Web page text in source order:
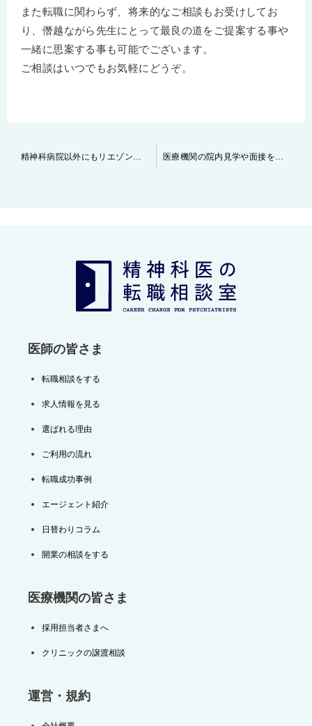
また転職に関わらず、将来的なご相談もお受けしてお
り、僭越ながら先生にとって最良の道をご提案する事や
一緒に思案する事も可能でございます。
ご相談はいつでもお気軽にどうぞ。
医師の皆さま
転職相談をする
求人情報を見る
選ばれる理由
ご利用の流れ
転職成功事例
エージェント紹介
日替わりコラム
開業の相談をする
医療機関の皆さま
採用担当者さまへ
クリニックの譲渡相談
運営・規約